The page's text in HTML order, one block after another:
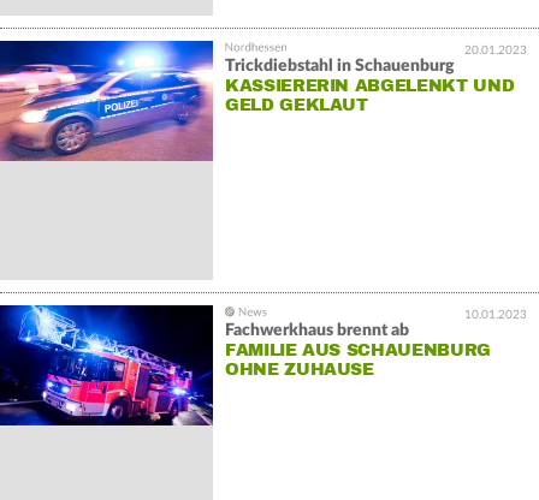
20.01.2023
Trickdiebstahl in Schauenburg
KASSIERERIN ABGELENKT UND
GELD GEKLAUT
10.01.2023
Fachwerkhaus brennt ab
FAMILIE AUS SCHAUENBURG
OHNE ZUHAUSE